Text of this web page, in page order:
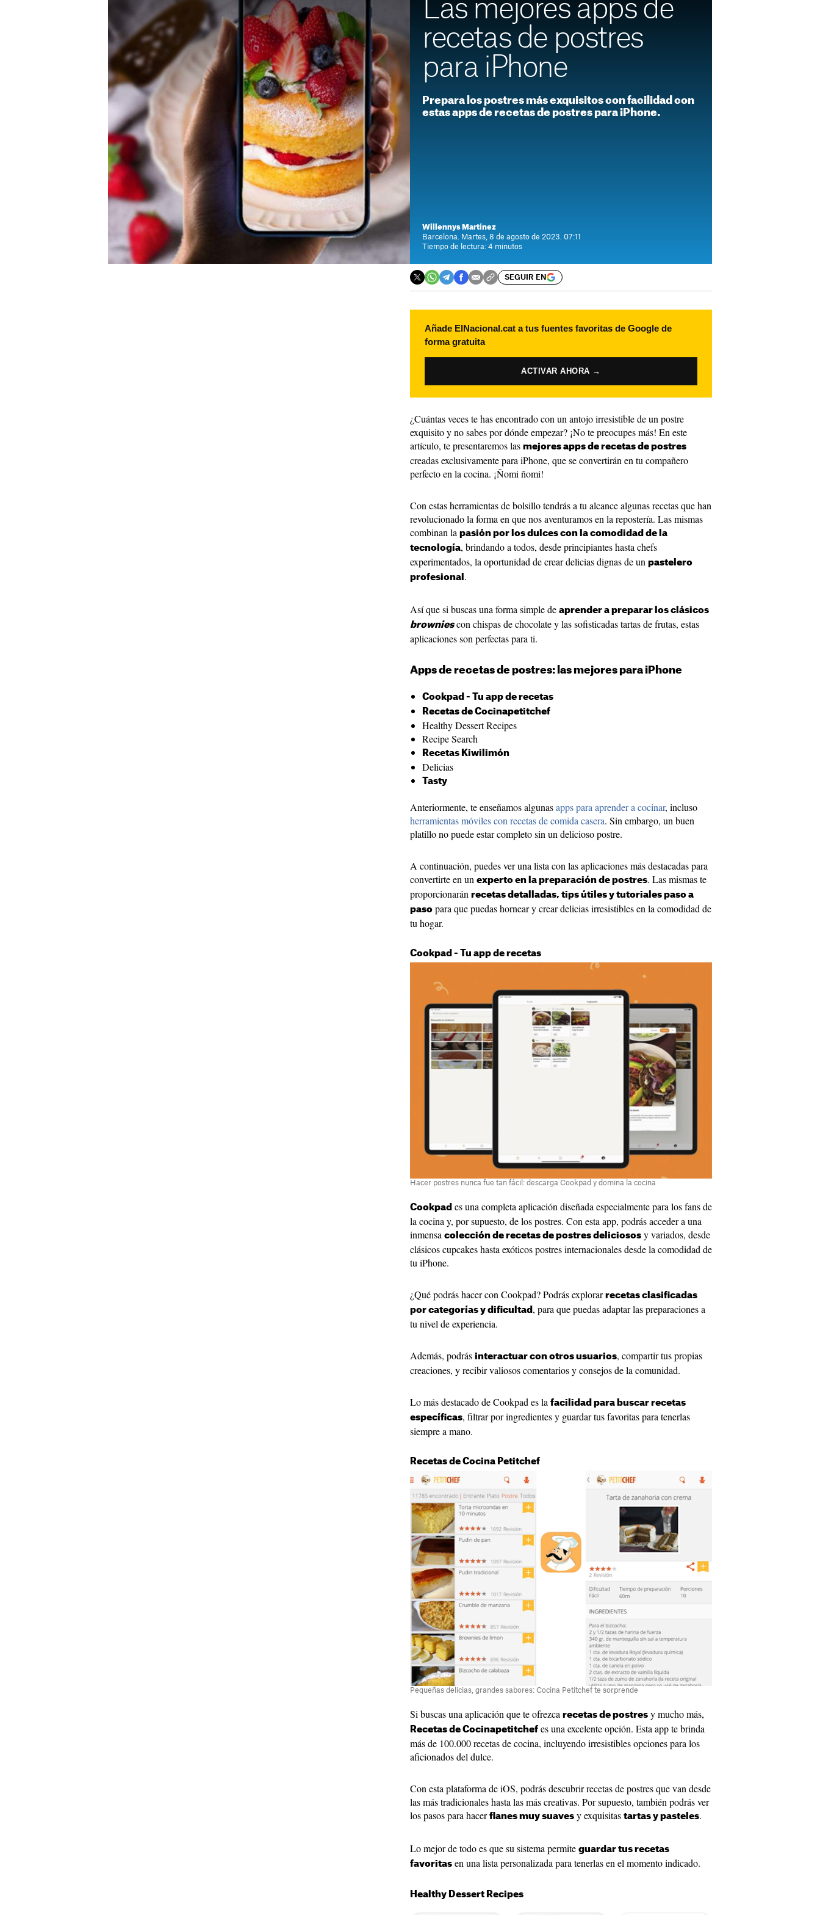
Las mejores apps de
recetas de postres
para iPhone
Prepara los postres más exquisitos con facilidad con
estas apps de recetas de postres para iPhone.
Willennys Martínez
Barcelona. Martes, 8 de agosto de 2023. 07:11
Tiempo de lectura: 4 minutos
SEGUIR EN
Añade ElNacional.cat a tus fuentes favoritas de Google de
forma gratuita
ACTIVAR AHORA →
¿Cuántas veces te has encontrado con un antojo irresistible de un postre
exquisito y no sabes por dónde empezar? ¡No te preocupes más! En este
artículo, te presentaremos las mejores apps de recetas de postres
creadas exclusivamente para iPhone, que se convertirán en tu compañero
perfecto en la cocina. ¡Ñomi ñomi!
Con estas herramientas de bolsillo tendrás a tu alcance algunas recetas que han
revolucionado la forma en que nos aventuramos en la repostería. Las mismas
combinan la pasión por los dulces con la comodidad de la
tecnología, brindando a todos, desde principiantes hasta chefs
experimentados, la oportunidad de crear delicias dignas de un pastelero
profesional .
Así que si buscas una forma simple de aprender a preparar los clásicos
browniescon chispas de chocolate y las sofisticadas tartas de frutas, estas
aplicaciones son perfectas para ti.
Apps de recetas de postres: las mejores para iPhone
Cookpad - Tu app de recetas
Recetas de Cocinapetitchef
Healthy Dessert Recipes
Recipe Search
Recetas Kiwilimón
Delicias
Tasty
Anteriormente, te enseñamos algunasapps para aprender a cocinar, incluso
herramientas móviles con recetas de comida casera. Sin embargo, un buen
platillo no puede estar completo sin un delicioso postre.
A continuación, puedes ver una lista con las aplicaciones más destacadas para
convertirte en un experto en la preparación de postres. Las mismas te
proporcionarán recetas detalladas, tips útiles y tutoriales paso a
paso para que puedas hornear y crear delicias irresistibles en la comodidad de
tu hogar.
Cookpad - Tu app de recetas
Hacer postres nunca fue tan fácil: descarga Cookpad y domina la cocina
Cookpad es una completa aplicación diseñada especialmente para los fans de
la cocina y, por supuesto, de los postres. Con esta app, podrás acceder a una
inmensa colección de recetas de postres deliciosos y variados, desde
clásicos cupcakes hasta exóticos postres internacionales desde la comodidad de
tu iPhone.
¿Qué podrás hacer con Cookpad? Podrás explorar recetas clasificadas
por categorías y dificultad , para que puedas adaptar las preparaciones a
tu nivel de experiencia.
Además, podrás interactuar con otros usuarios, compartir tus propias
creaciones, y recibir valiosos comentarios y consejos de la comunidad.
Lo más destacado de Cookpad es la facilidad para buscar recetas
específicas, filtrar por ingredientes y guardar tus favoritas para tenerlas
siempre a mano.
Recetas de Cocina Petitchef
Pequeñas delicias, grandes sabores: Cocina Petitchef te sorprende
Si buscas una aplicación que te ofrezca recetas de postres y mucho más,
Recetas de Cocinapetitchef es una excelente opción. Esta app te brinda
más de 100.000 recetas de cocina, incluyendo irresistibles opciones para los
aficionados del dulce.
Con esta plataforma de iOS, podrás descubrir recetas de postres que van desde
las más tradicionales hasta las más creativas. Por supuesto, también podrás ver
los pasos para hacer flanes muy suaves y exquisitas tartas y pasteles.
Lo mejor de todo es que su sistema permite guardar tus recetas
favoritas en una lista personalizada para tenerlas en el momento indicado.
Healthy Dessert Recipes